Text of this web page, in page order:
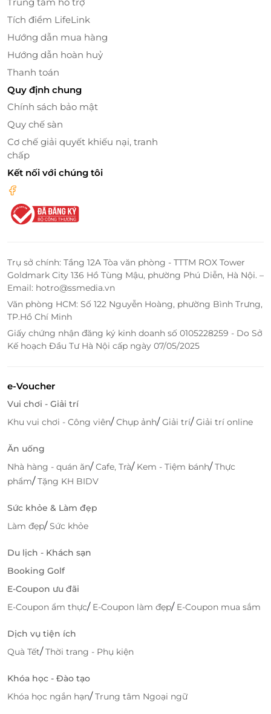
khách quốc tế dễ dàng hiểu và cảm nhận vẻ đẹp
về văn hóa và lịch sử Huế.
Ưu đãi giá tốt:
giá ưu đãi giúp bạn tiết kiệm chi phí mà vẫn có
thể trải nghiệm dịch vụ chất lượng cao.
bạn đã có thể hoàn tất việc đặt vé mà không
phải chờ đợi lâu.
Dịch vụ khách hàng tận tình:
sàng hỗ trợ bạn trong suốt quá trình đặt vé và
tham gia tour, giúp bạn có một chuyến đi suôn
sẻ và trọn vẹn.
văn hóa Huế độc đáo qua tour thuyền rồng cao cấp
quaLifeLink
tuyệt vời!
Tích điểm LifeLink
Hướng dẫn mua hàng
Hướng dẫn hoàn huỷ
Thanh toán
Quy định chung
Chính sách bảo mật
Quy chế sàn
Cơ chế giải quyết khiếu nại, tranh
chấp
Kết nối với chúng tôi
Trụ sở chính: Tầng 12A Tòa văn phòng - TTTM ROX Tower
Goldmark City 136 Hồ Tùng Mậu, phường Phú Diễn, Hà Nội. –
Email: hotro@ssmedia.vn
Văn phòng HCM: Số 122 Nguyễn Hoàng, phường Bình Trưng,
TP.Hồ Chí Minh
Giấy chứng nhận đăng ký kinh doanh số 0105228259 - Do Sở
Kế hoạch Đầu Tư Hà Nội cấp ngày 07/05/2025
e-Voucher
Vui chơi - Giải trí
Khu vui chơi - Công viên/Chụp ảnh/Giải trí/Giải trí online
Ăn uống
Nhà hàng - quán ăn/Cafe, Trà/ Kem - Tiệm bánh/Thực
phẩm/Tặng KH BIDV
Sức khỏe & Làm đẹp
Làm đẹp/Sức khỏe
Du lịch - Khách sạn
Booking Golf
E-Coupon ưu đãi
E-Coupon ẩm thực/ E-Coupon làm đẹp/ E-Coupon mua sắm
Dịch vụ tiện ích
Quà Tết/Thời trang - Phụ kiện
Khóa học - Đào tạo
Khóa học ngắn hạn/Trung tâm Ngoại ngữ